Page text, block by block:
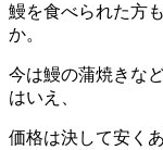
鰻を食べられた方
か。
今は鰻の蒲焼きな
はいえ、
価格は決して安く